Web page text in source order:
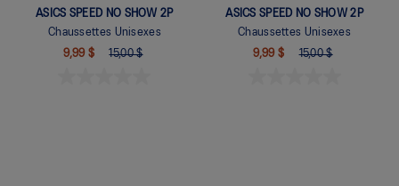
ASICS SPEED NO SHOW 2P
Chaussettes Unisexes
9,99 $
15,00 $
ASICS SPEED NO SHOW 2P
Chaussettes Unisexes
9,99 $
15,00 $